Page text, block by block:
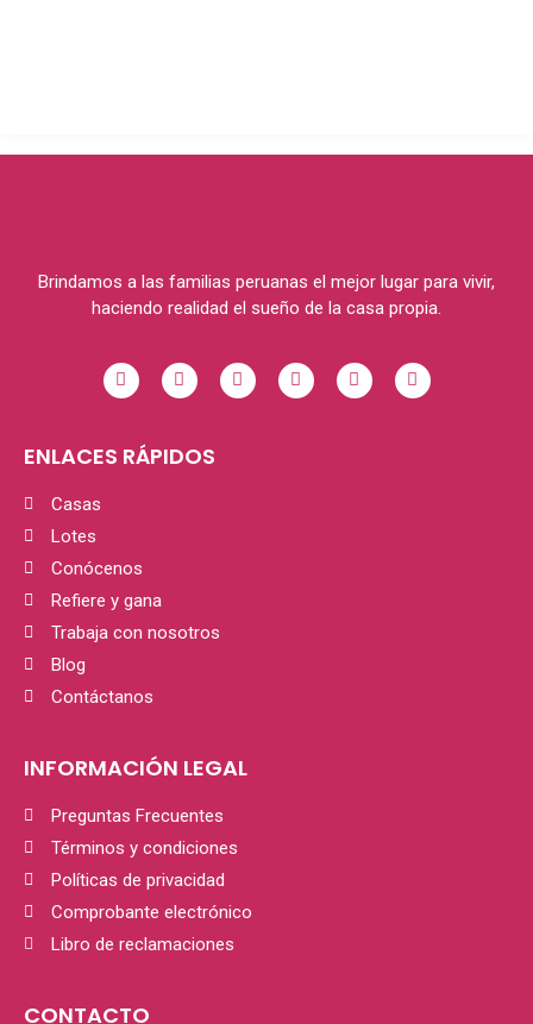
Brindamos a las familias peruanas el mejor lugar para vivir,
haciendo realidad el sueño de la casa propia.
ENLACES RÁPIDOS
Casas
Lotes
Conócenos
Refiere y gana
Trabaja con nosotros
Blog
Contáctanos
INFORMACIÓN LEGAL
Preguntas Frecuentes
Términos y condiciones
Políticas de privacidad
Comprobante electrónico
Libro de reclamaciones
CONTACTO